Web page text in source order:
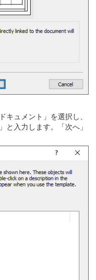
キュメント」を選択し、
と入力します。「次へ」